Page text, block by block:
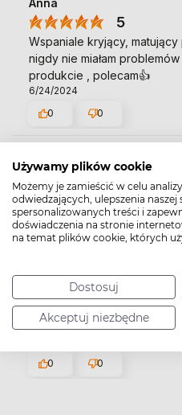
Używamy plików cookie
Możemy je zamieścić w celu
odwiedzających, ulepszenia
spersonalizowanych treści i
doświadczenia na stronie
na temat plików cookie, których
Dostosuj
Akceptuj niezbędne
Anna
5
Wspaniale kryjący, matujący
nigdy nie miałam
produkcie , polecam👍️
6/24/2024
0
0
Marzena
5
Ocena klienta:Doskonale
11/5/2025
0
0
Magdalena
5
Ocena klienta:Doskonale
0
0